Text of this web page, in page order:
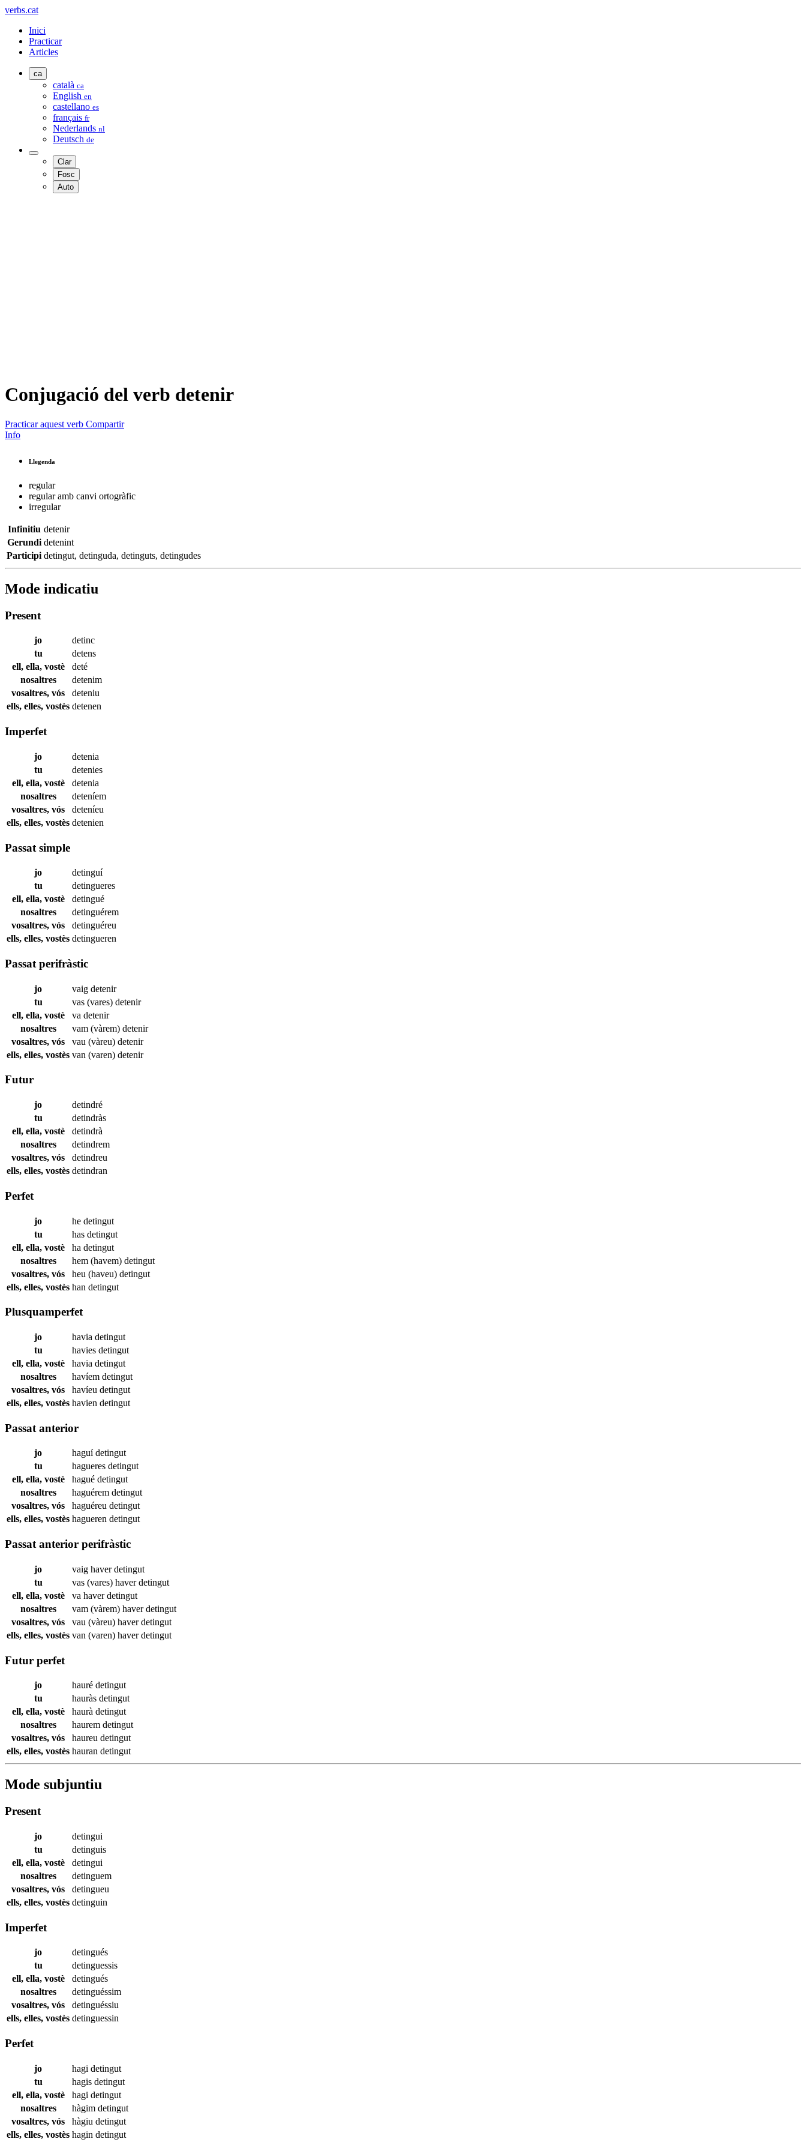
verbs.cat
Inici
Practicar
Articles
ca
català ca
English en
castellano es
français fr
Nederlands nl
Deutsch de
Clar
Fosc
Auto
Conjugació del verb detenir
Practicar aquest verb Compartir
Info
Llegenda
regular
regular amb canvi ortogràfic
irregular
Infinitiu detenir
Gerundi detenint
Participi detingut, detinguda, detinguts, detingudes
Mode indicatiu
Present
jo
detinc
tu
detens
ell, ella, vostè
deté
nosaltres
detenim
vosaltres, vós
deteniu
ells, elles, vostès detenen
Imperfet
jo
detenia
tu
detenies
ell, ella, vostè
detenia
nosaltres
deteníem
vosaltres, vós
deteníeu
ells, elles, vostès detenien
Passat simple
jo
detinguí
tu
detingueres
ell, ella, vostè
detingué
nosaltres
detinguérem
vosaltres, vós
detinguéreu
ells, elles, vostès detingueren
Passat perifràstic
jo vaig detenir
tu
vas (vares) detenir
ell, ella, vostè
va detenir
nosaltres
vam (vàrem) detenir
vosaltres, vós
vau (vàreu) detenir
ells, elles, vostès van (varen) detenir
Futur
jo
detindré
tu
detindràs
ell, ella, vostè
detindrà
nosaltres
detindrem
vosaltres, vós
detindreu
ells, elles, vostès detindran
Perfet
jo he detingut
tu
has detingut
ell, ella, vostè
ha detingut
nosaltres
hem (havem) detingut
vosaltres, vós
heu (haveu) detingut
ells, elles, vostès han detingut
Plusquamperfet
jo havia detingut
tu
havies detingut
ell, ella, vostè
havia detingut
nosaltres
havíem detingut
vosaltres, vós
havíeu detingut
ells, elles, vostès havien detingut
Passat anterior
jo haguídetingut
tu
hagueres detingut
ell, ella, vostè
hagué detingut
nosaltres
haguérem detingut
vosaltres, vós
haguéreu detingut
ells, elles, vostès hagueren detingut
Passat anterior perifràstic
jo vaig haverdetingut
tu
vas (vares) haverdetingut
ell, ella, vostè
va haverdetingut
nosaltres
vam (vàrem) haverdetingut
vosaltres, vós
vau (vàreu) haverdetingut
ells, elles, vostès van (varen) haverdetingut
Futur perfet
jo hauré detingut
tu
hauràs detingut
ell, ella, vostè
haurà detingut
nosaltres
haurem detingut
vosaltres, vós
haureu detingut
ells, elles, vostès hauran detingut
Mode subjuntiu
Present
jo
detingui
tu
detinguis
ell, ella, vostè
detingui
nosaltres
detinguem
vosaltres, vós
detingueu
ells, elles, vostès detinguin
Imperfet
jo
detingués
tu
detinguessis
ell, ella, vostè
detingués
nosaltres
detinguéssim
vosaltres, vós
detinguéssiu
ells, elles, vostès detinguessin
Perfet
jo hagi detingut
tu
hagis detingut
ell, ella, vostè
hagi detingut
nosaltres
hàgim detingut
vosaltres, vós
hàgiu detingut
ells, elles, vostès hagin detingut